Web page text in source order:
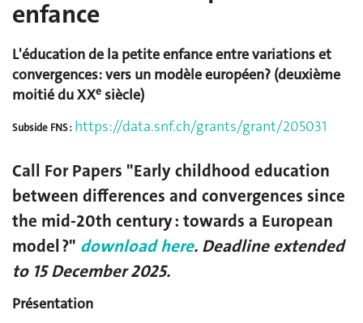
enfance
L'éducation de la petite enfance entre variations et
convergences: vers un modèle européen? (deuxième
moitié du XXe siècle)
Subside FNS : https://data.snf.ch/grants/grant/205031
Call For Papers "Early childhood education
between differences and convergences since
the mid-20th century : towards a European
model ?" download here. Deadline extended
to 15 December 2025.
Présentation